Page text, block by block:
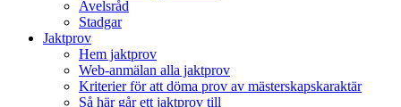
Avelsråd
Stadgar
Jaktprov
Hem jaktprov
Web-anmälan alla jaktprov
Kriterier för att döma prov av mästerskapskaraktär
Så här går ett jaktprov till